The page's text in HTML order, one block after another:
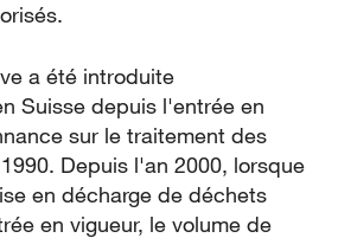
a été introduite
Suisse depuis l'entrée en
sur le traitement des
Depuis l'an 2000, lorsque
en décharge de déchets
en vigueur, le volume de